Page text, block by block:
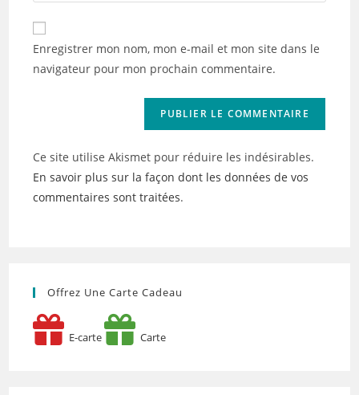
comment
comment
de
votre
(facultatif)
Enregistrer mon nom, mon e-mail et mon site dans le
navigateur pour mon prochain commentaire.
Ce site utilise Akismet pour réduire les indésirables.
En savoir plus sur la façon dont les données de vos
commentaires sont traitées.
Offrez Une Carte Cadeau
E-carte Carte